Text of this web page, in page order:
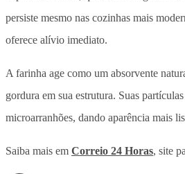
persiste mesmo nas cozinhas mais
oferece alívio imediato.
A farinha age como um absorvente
gordura em sua estrutura. Suas
microarranhões, dando aparência mais
Saiba mais em Correio 24 Horas, site